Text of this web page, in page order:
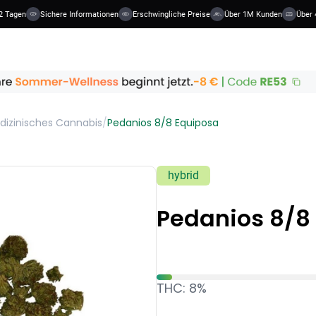
Sichere Informationen Erschwingliche Preise Über 1M Kunden Über
Cannabis/Pedanios 8/8 Equiposa
hybrid
Pedanios 8/
THC: 8%